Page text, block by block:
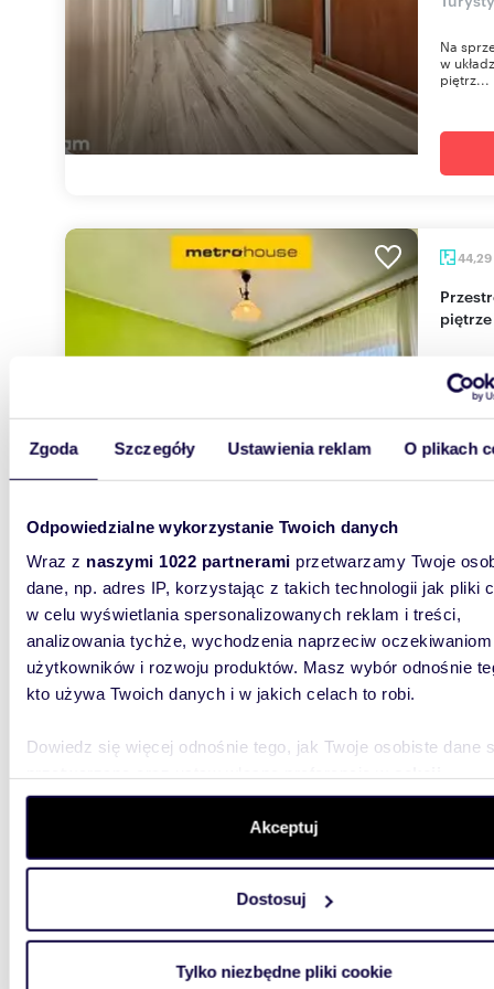
Zgoda Szczegóły Ustawienia reklam O plikach
Odpowiedzialne wykorzystanie Twoich danych
Wraz z naszymi 1022 partnerami przetwarzamy Twoje
dane, np. adres IP, korzystając z takich technologii jak pliki
w celu wyświetlania spersonalizowanych reklam i treści,
analizowania tychże, wychodzenia naprzeciw oczekiwaniom
użytkowników i rozwoju produktów. Masz wybór odnośnie
kto używa Twoich danych i w jakich celach to robi.
Dowiedz się więcej odnośnie tego, jak Twoje osobiste dane
szczegółów. W Deklaracji plików cookie możesz zmienić
wycofać swoją zgodę w dowolnej chwili.
aby oferować funkcje społecznościowe i analizować ruch w
witrynie. Informacje o tym, jak korzystasz z naszej witryny,
analitycznym. Partnerzy mogą połączyć te informacje z
Akceptuj
Dostosuj
Tylko niezbędne pliki cookie
Na
w
piętrz...
44,29
Przestronne 3-pokojowe mieszkanie na ostatnim
199
64,40